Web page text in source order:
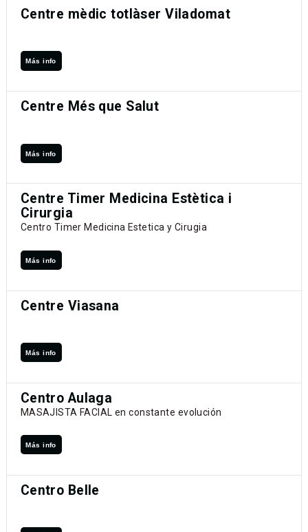
Centre mèdic totlàser Viladomat
Más info
Centre Més que Salut
Más info
Centre Timer Medicina Estètica i
Cirurgia
Centro Timer Medicina Estetica y Cirugia
Más info
Centre Viasana
Más info
Centro Aulaga
MASAJISTA FACIAL en constante evolución
Más info
Centro Belle